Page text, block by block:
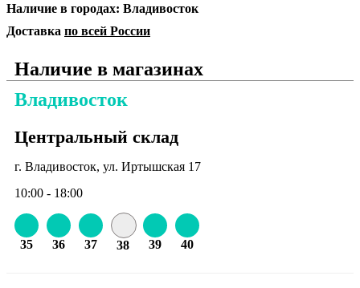
Наличие в городах: Владивосток
Доставка по всей России
Наличие в магазинах
Владивосток
Центральный склад
г. Владивосток, ул. Иртышская 17
10:00 - 18:00
35 36 37 38 39 40